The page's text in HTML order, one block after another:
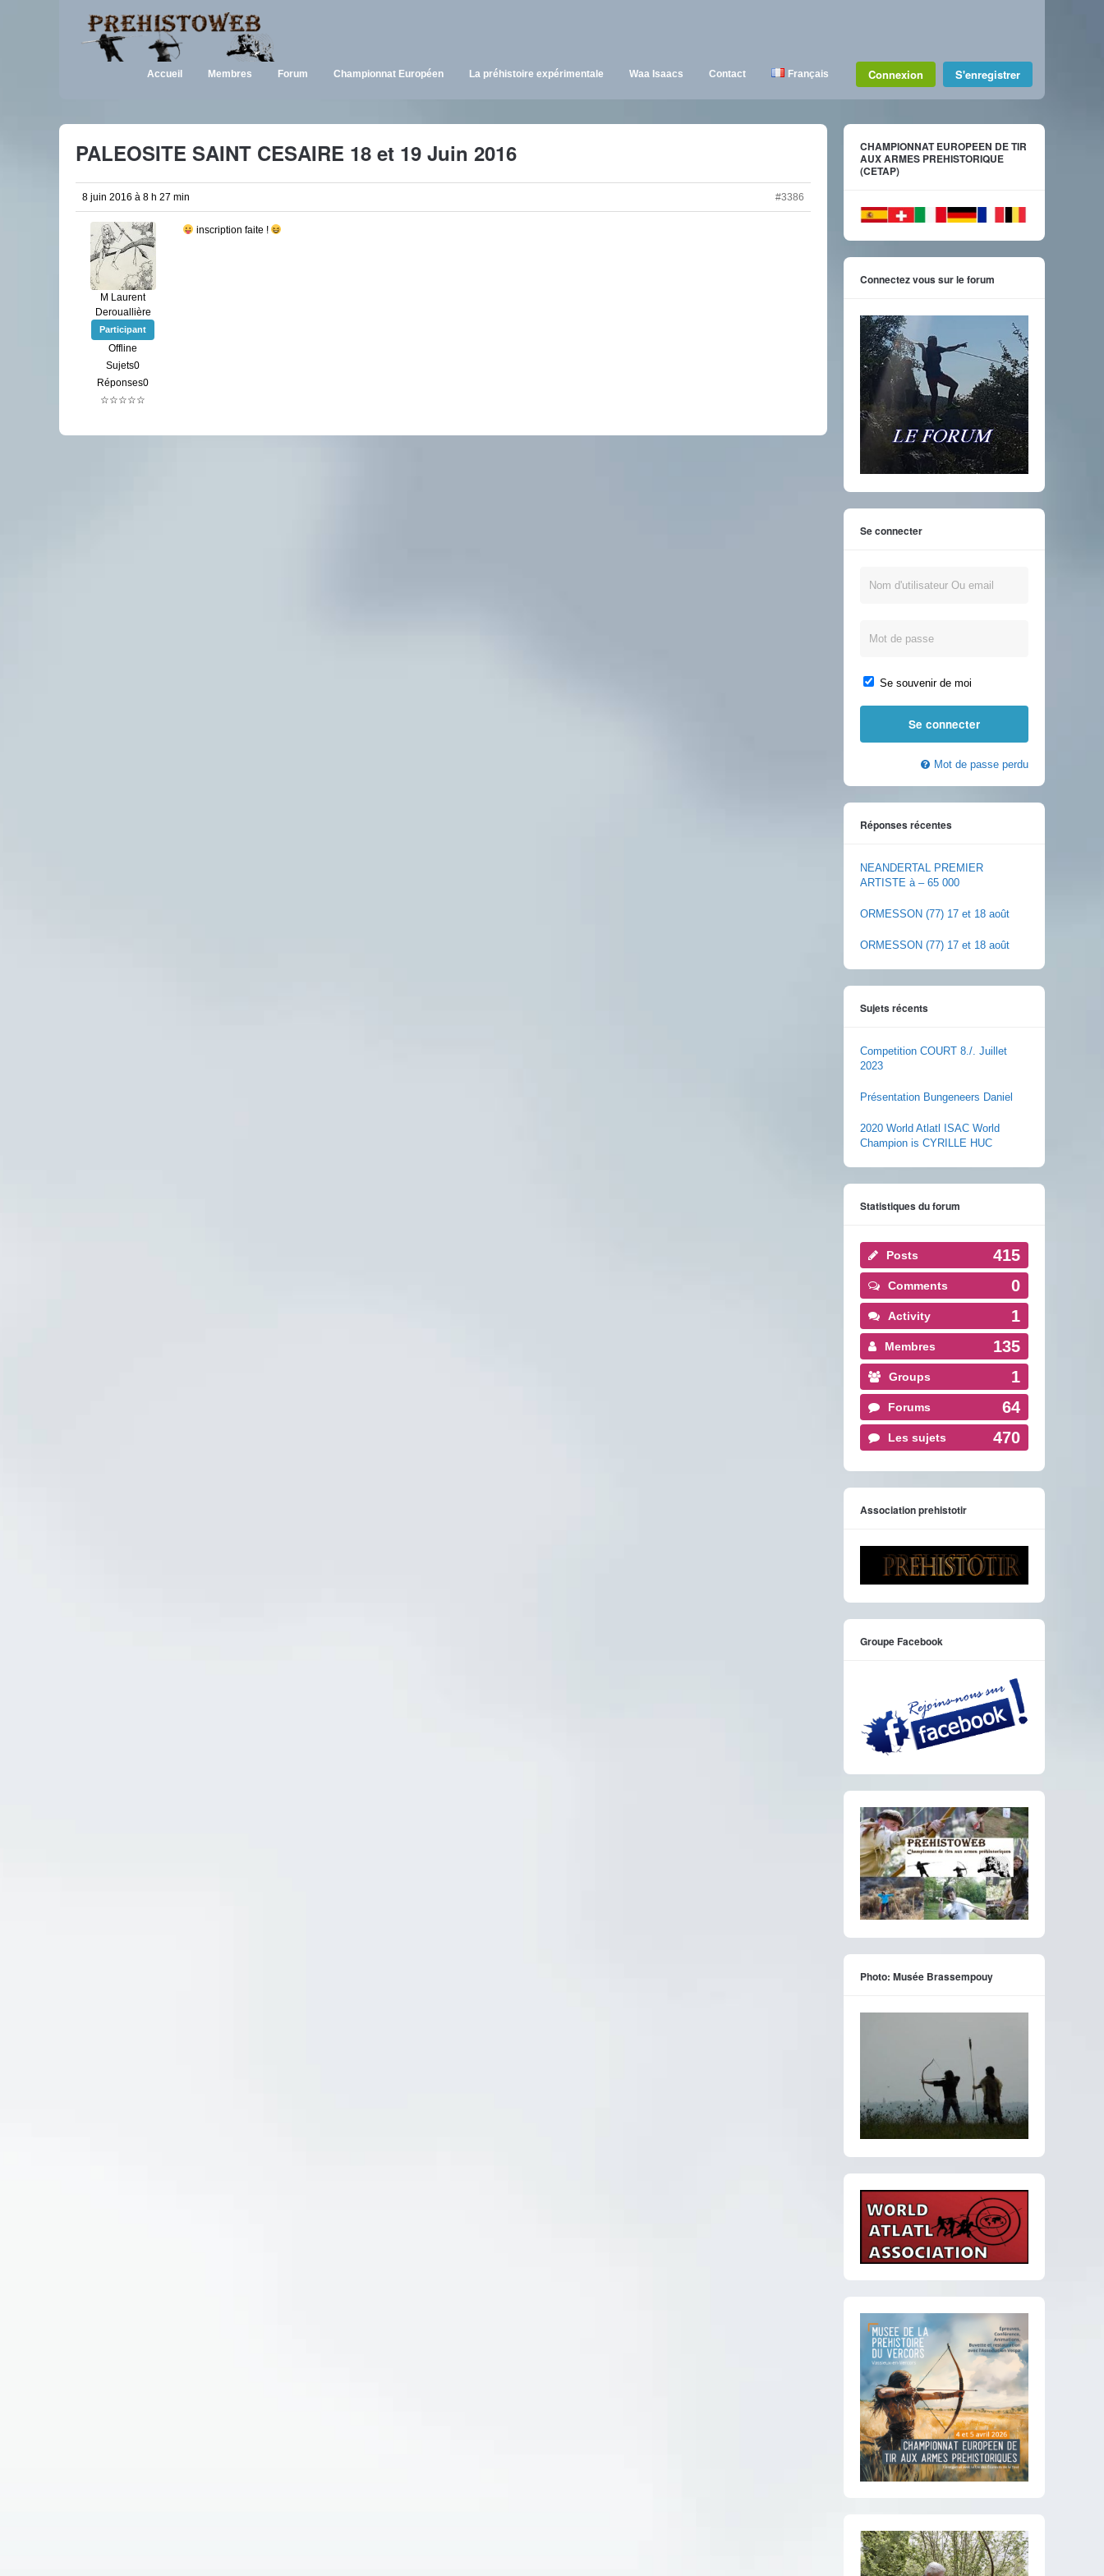
Accueil Membres Forum Championnat Européen La préhistoire expérimentale Waa Isaacs Contact Français Connexion S'enregistrer
PALEOSITE SAINT CESAIRE 18 et 19 Juin 2016
8 juin 2016 à 8 h 27 min #3386
M Laurent
Derouallière
Participant
Offline
Sujets0
Réponses0
☆☆☆☆☆
inscription faite !
CHAMPIONNAT EUROPEEN DE TIR
AUX ARMES PREHISTORIQUE
(CETAP)
Connectez vous sur le forum
Se connecter
Se souvenir de moi
Mot de passe perdu
Réponses récentes
NEANDERTAL PREMIER
ARTISTE à – 65 000
ORMESSON (77) 17 et 18 août
ORMESSON (77) 17 et 18 août
Sujets récents
Competition COURT 8./. Juillet
2023
Présentation Bungeneers Daniel
2020 World Atlatl ISAC World
Champion is CYRILLE HUC
Statistiques du forum
Posts 415
Comments 0
Activity 1
Membres 135
Groups 1
Forums 64
Les sujets 470
Association prehistotir
Groupe Facebook
Photo: Musée Brassempouy